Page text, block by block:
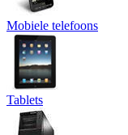
Mobiele telefoons
Tablets